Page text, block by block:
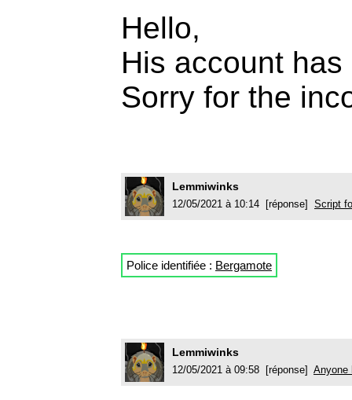
Hello,
His account
Sorry for the
Lemmiwinks
12/05/2021 à 10:14 [réponse] Script
Police identifiée : Bergamote
Lemmiwinks
12/05/2021 à 09:58 [réponse] Anyone